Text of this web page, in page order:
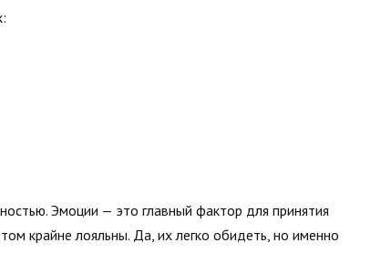
Эмоции — это главный фактор для принятия
крайне лояльны. Да, их легко обидеть, но именно